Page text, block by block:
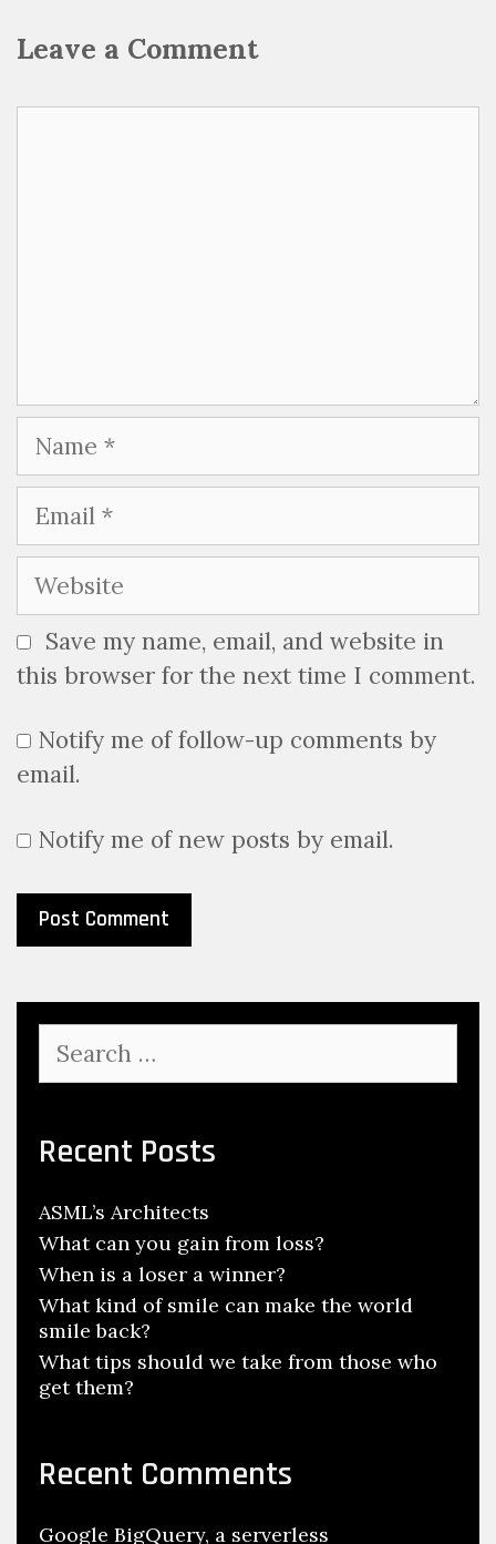
Leave a Comment
Name
Email
Website
Save my name, email, and website in
this browser for the next time I comment.
Notify me of follow-up comments by
email.
Notify me of new posts by email.
for:
Recent Posts
ASML’s Architects
What can you gain from loss?
When is a loser a winner?
What kind of smile can make the world
smile back?
What tips should we take from those who
get them?
Recent Comments
Google BigQuery, a serverless